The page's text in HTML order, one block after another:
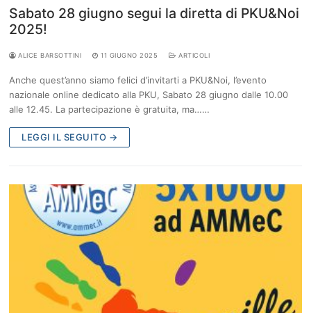
Sabato 28 giugno segui la diretta di PKU&Noi
2025!
ALICE BARSOTTINI 11 GIUGNO 2025 ARTICOLI
Anche quest’anno siamo felici d’invitarti a PKU&Noi, l’evento
nazionale online dedicato alla PKU, Sabato 28 giugno dalle 10.00
alle 12.45. La partecipazione è gratuita, ma……
LEGGI IL SEGUITO →